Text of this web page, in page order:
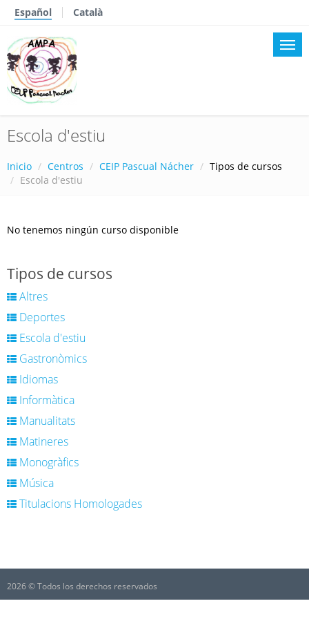
Español Català
Escola d'estiu
Inicio Centros CEIP Pascual Nácher
Tipos de cursos
Escola d'estiu
No tenemos ningún curso disponible
Tipos de cursos
Altres
Deportes
Escola d'estiu
Gastronòmics
Idiomas
Informàtica
Manualitats
Matineres
Monogràfics
Música
Titulacions Homologades
2026 © Todos los derechos reservados